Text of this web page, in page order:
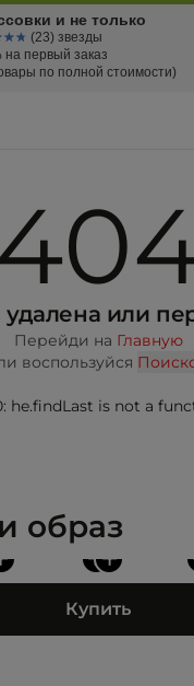
удалена или
Перейди на Главную
воспользуйся
he.findLast is not a
образ
++
Купить
и не только
(23) звезды
на первый заказ
по полной стоимости)